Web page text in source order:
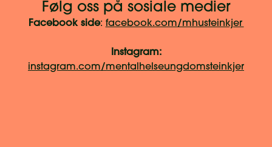
Følg oss på sosiale medier
Facebook side: facebook.com/mhusteinkjer
Instagram:
instagram.com/mentalhelseungdomsteinkjer